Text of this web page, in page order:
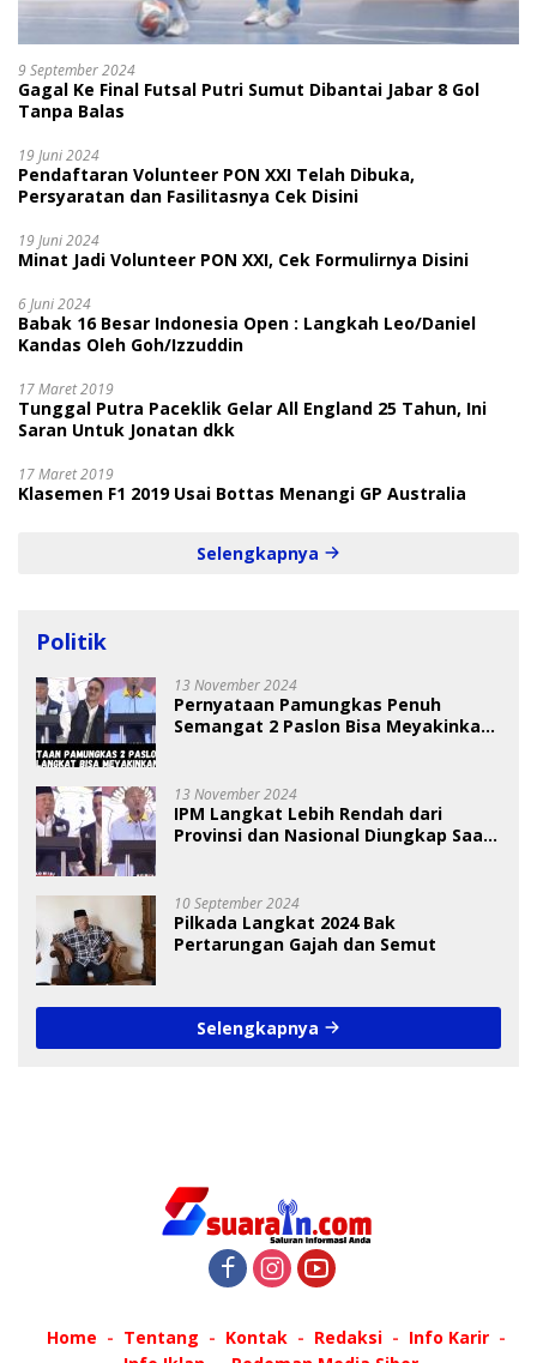
9 September 2024
Gagal Ke Final Futsal Putri Sumut Dibantai Jabar 8 Gol
Tanpa Balas
19 Juni 2024
Pendaftaran Volunteer PON XXI Telah Dibuka,
Persyaratan dan Fasilitasnya Cek Disini
19 Juni 2024
Minat Jadi Volunteer PON XXI, Cek Formulirnya Disini
6 Juni 2024
Babak 16 Besar Indonesia Open : Langkah Leo/Daniel
Kandas Oleh Goh/Izzuddin
17 Maret 2019
Tunggal Putra Paceklik Gelar All England 25 Tahun, Ini
Saran Untuk Jonatan dkk
17 Maret 2019
Klasemen F1 2019 Usai Bottas Menangi GP Australia
Selengkapnya
Politik
13 November 2024
Pernyataan Pamungkas Penuh
Semangat 2 Paslon Bisa Meyakinkan
13 November 2024
IPM Langkat Lebih Rendah dari
Provinsi dan Nasional Diungkap Saat
10 September 2024
Pilkada Langkat 2024 Bak
Pertarungan Gajah dan Semut
Selengkapnya
Home Tentang Kontak Redaksi
Info Karir